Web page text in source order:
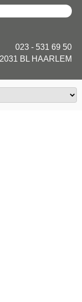
023 - 531 69 50
BL HAARLEM